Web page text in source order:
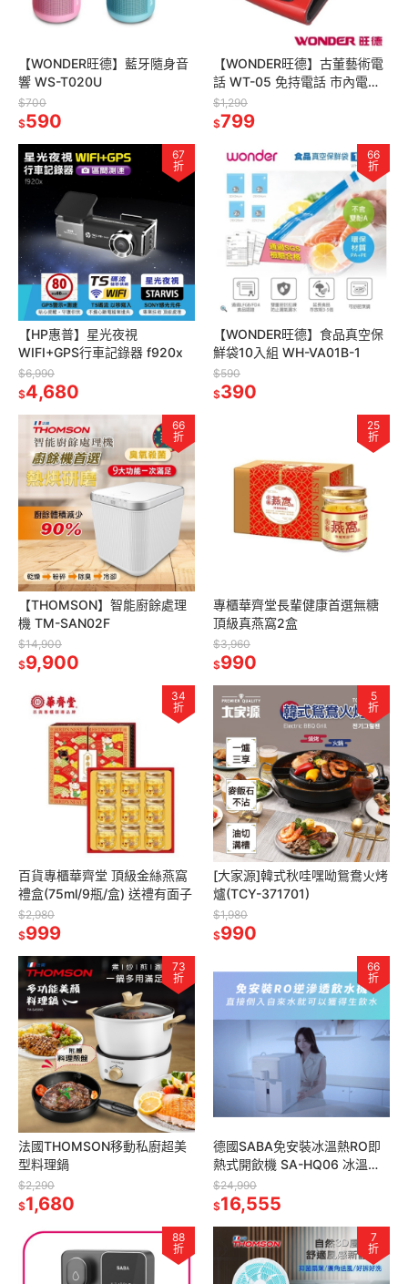
【WONDER旺德】藍牙隨身音
響 WS-T020U
$700
$590
【WONDER旺德】古董藝術電
話 WT-05 免持電話 市內電話
電話機
$1,290
$799
67
折
【HP惠普】星光夜視
WIFI+GPS行車記錄器 f920x
$6,990
$4,680
66
折
【WONDER旺德】食品真空保
鮮袋10入組 WH-VA01B-1
$590
$390
66
折
【THOMSON】智能廚餘處理
機 TM-SAN02F
$14,900
$9,900
25
折
專櫃華齊堂長輩健康首選無糖
頂級真燕窩2盒
$3,960
$990
34
折
百貨專櫃華齊堂 頂級金絲燕窩
禮盒(75ml/9瓶/盒) 送禮有面子
$2,980
$999
5
折
[大家源]韓式秋哇嘿呦鴛鴦火烤
爐(TCY-371701)
$1,980
$990
73
折
法國THOMSON移動私廚超美
型料理鍋
$2,290
$1,680
66
折
德國SABA免安裝冰溫熱RO即
熱式開飲機 SA-HQ06 冰溫熱
桌上型 RO機 RO逆滲透 UV殺
菌 冷熱飲水機
$24,990
$16,555
88
折
7
折